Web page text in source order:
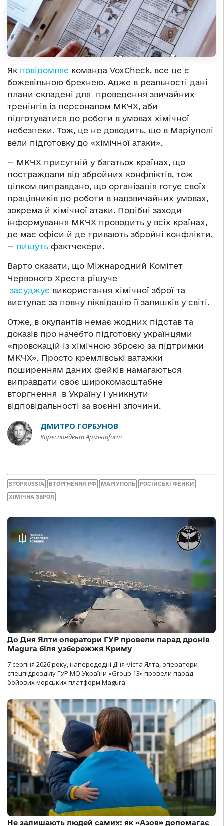
Як повідомляє команда VoxCheck, все це є
божевільною брехнею. Адже в реальності дані
плани складені для проведення звичайних
тренінгів із персоналом МКЧХ, аби
підготуватися до роботи в умовах хімічної
небезпеки. Тож, це не доводить, що в Маріуполі
вели підготовку до «хімічної атаки».
— МКЧХ присутній у багатьох країнах, що
постраждали від збройних конфліктів, тож
цілком виправдано, що організація готує своїх
працівників до роботи в надзвичайних умовах,
зокрема й хімічної атаки. Подібні заходи
інформування МКЧХ проводить у всіх країнах,
де має офіси й де тривають збройні конфлікти,
— пишуть фактчекери.
Варто сказати, що Міжнародний Комітет
Червоного Хреста рішуче
засуджує використання хімічної зброї та
виступає за повну ліквідацію її залишків у світі.
Отже, в окупантів немає жодних підстав та
доказів про начебто підготовку українцями
«провокацій із хімічною зброєю за підтримки
МКЧХ». Просто кремлівські ватажки
поширенням даних фейків намагаються
виправдати своє широкомасштабне
вторгнення в Україну і уникнути
відповідальності за воєнні злочини.
ДМИТРО ГОРБУНОВ
Кореспондент АрміяInform
STOPRUSSIA ВТОРГНЕННЯ РФ МАРІУПОЛЬ РОСІЙСЬКІ ФЕЙКИ
ХІМІЧНА ЗБРОЯ
До Дня Ялти оператори ГУР провели парад дронів
Magura біля узбережжя Криму
7 серпня 2026 року, напередодні Дня міста Ялта, оператори
спецпідрозділу ГУР МО України «Group 13» провели парад
бойових морських платформ Magura.
Не залишають людей самих: як «Азов» допомагає